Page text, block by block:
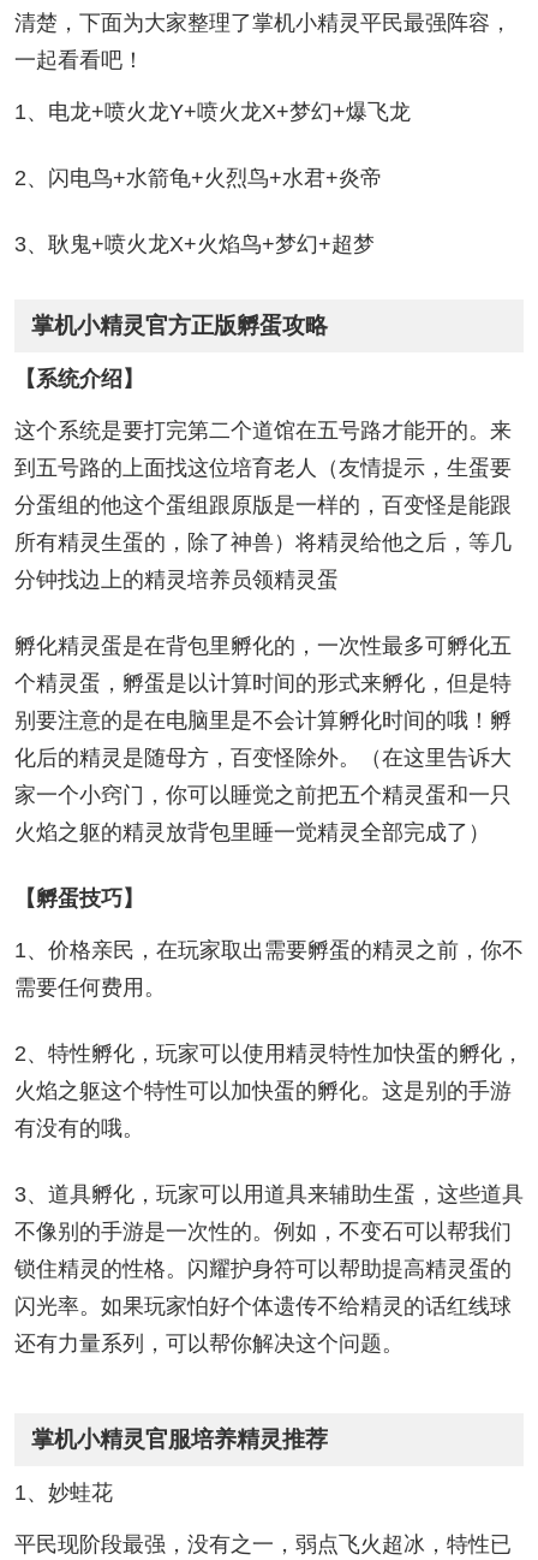
清楚，下面为大家整理了掌机小精灵平民最强阵容，
一起看看吧！
1、电龙+喷火龙Y+喷火龙X+梦幻+爆飞龙
2、闪电鸟+水箭龟+火烈鸟+水君+炎帝
3、耿鬼+喷火龙X+火焰鸟+梦幻+超梦
掌机小精灵官方正版孵蛋攻略
【系统介绍】
这个系统是要打完第二个道馆在五号路才能开的。来
到五号路的上面找这位培育老人（友情提示，生蛋要
分蛋组的他这个蛋组跟原版是一样的，百变怪是能跟
所有精灵生蛋的，除了神兽）将精灵给他之后，等几
分钟找边上的精灵培养员领精灵蛋
孵化精灵蛋是在背包里孵化的，一次性最多可孵化五
个精灵蛋，孵蛋是以计算时间的形式来孵化，但是特
别要注意的是在电脑里是不会计算孵化时间的哦！孵
化后的精灵是随母方，百变怪除外。（在这里告诉大
家一个小窍门，你可以睡觉之前把五个精灵蛋和一只
火焰之躯的精灵放背包里睡一觉精灵全部完成了）
【孵蛋技巧】
1、价格亲民，在玩家取出需要孵蛋的精灵之前，你不
需要任何费用。
2、特性孵化，玩家可以使用精灵特性加快蛋的孵化，
火焰之躯这个特性可以加快蛋的孵化。这是别的手游
有没有的哦。
3、道具孵化，玩家可以用道具来辅助生蛋，这些道具
不像别的手游是一次性的。例如，不变石可以帮我们
锁住精灵的性格。闪耀护身符可以帮助提高精灵蛋的
闪光率。如果玩家怕好个体遗传不给精灵的话红线球
还有力量系列，可以帮你解决这个问题。
掌机小精灵官服培养精灵推荐
1、妙蛙花
平民现阶段最强，没有之一，弱点飞火超冰，特性已